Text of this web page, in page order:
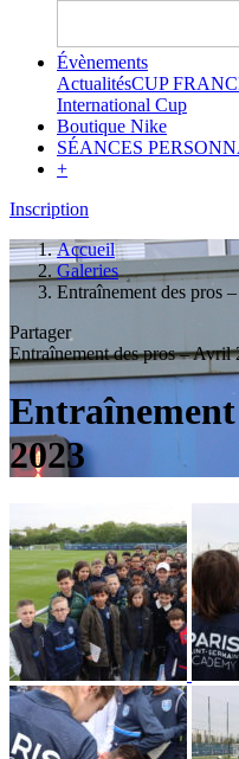
Évènements
ActualitésCUP
International Cup
Boutique Nike
SÉANCES
+
Inscription
Accueil
Galeries
Entraînement des pros
Partager
Entraînement des pros – Avril
2023